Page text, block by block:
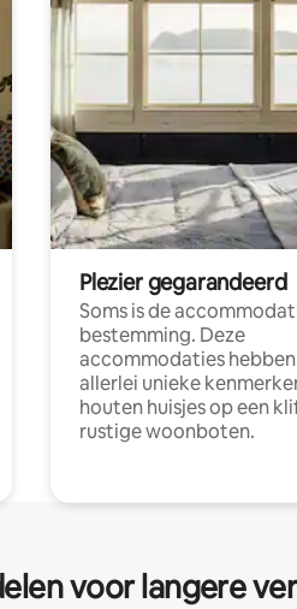
Plezier gegarandeerd
Soms is de
bestemming. Deze
accommodaties hebben
allerlei unieke
houten huisjes op een
rustige woonboten.
voor langere